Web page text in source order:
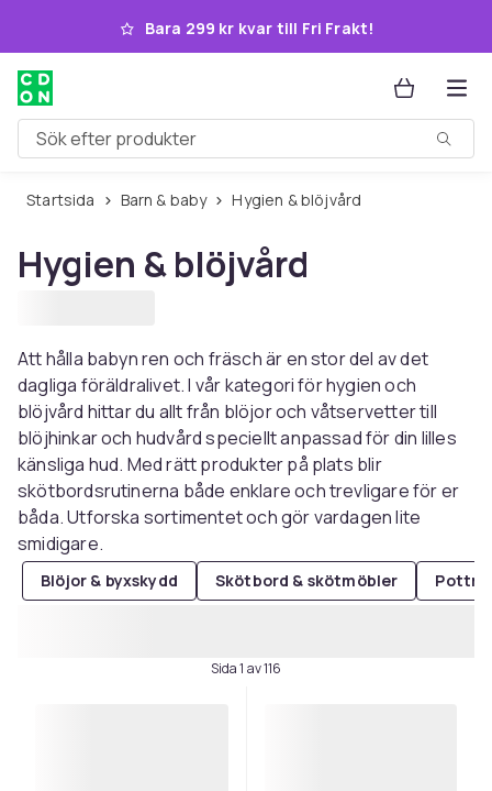
Hoppa till huvudinnehållet
Bara 299 kr kvar till Fri Frakt!
Sök efter produkter
Startsida Barn & baby Hygien & blöjvård
Hygien & blöjvård
Att hålla babyn ren och fräsch är en stor del av det
dagliga föräldralivet. I vår kategori för hygien och
blöjvård hittar du allt från blöjor och våtservetter till
blöjhinkar och hudvård speciellt anpassad för din lilles
känsliga hud. Med rätt produkter på plats blir
skötbordsrutinerna både enklare och trevligare för er
båda. Utforska sortimentet och gör vardagen lite
smidigare.
Blöjor & byxskydd Skötbord & skötmöbler
Sida 1 av 116